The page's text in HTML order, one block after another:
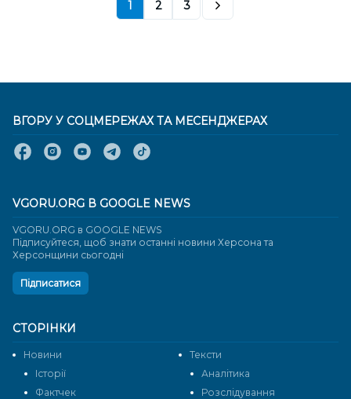
1 2 3
СТОРІНКИ
Новини
Тексти
Історії
Аналітика
Фактчек
Розслідування
ВГОРУ У СОЦМЕРЕЖАХ ТА МЕСЕНДЖЕРАХ
VGORU.ORG В GOOGLE NEWS
VGORU.ORG в GOOGLE NEWS
Підписуйтеся, щоб знати останні новини Херсона та
Херсонщини сьогодні
Підписатися